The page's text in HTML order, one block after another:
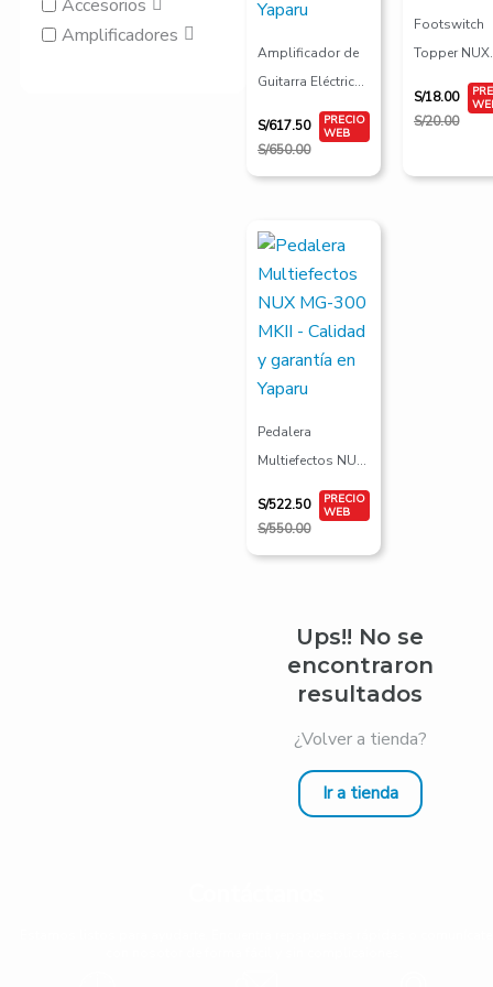
Accesorios
Amplificadores
Amplificador de
Guitarra Eléctrica
NUX Mighty 20
S/650.00
S/617.50
Footswitch
Topper NUX
S/20.00
S/18.00
Pedalera
Multiefectos NUX
MG-300 MKII
S/550.00
precio
era:
S/550.00.
S/522.50
precio
es:
S/522.50.
Ups!! No se
encontraron
resultados
¿Volver a tienda?
Ir a tienda